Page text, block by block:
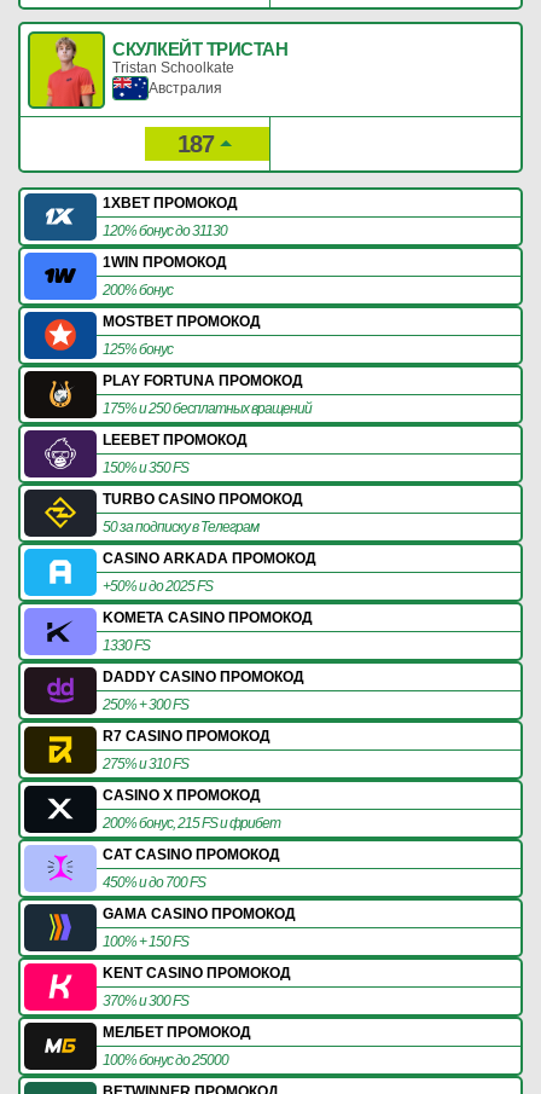
СКУЛКЕЙТ ТРИСТАН
Tristan Schoolkate
Австралия
187
1XBET ПРОМОКОД
120% бонус до 31130
1WIN ПРОМОКОД
200% бонус
MOSTBET ПРОМОКОД
125% бонус
PLAY FORTUNA ПРОМОКОД
175% и 250 бесплатных вращений
LEEBET ПРОМОКОД
150% и 350 FS
TURBO CASINO ПРОМОКОД
50 за подписку в Телеграм
CASINO ARKADA ПРОМОКОД
+50% и до 2025 FS
KOMETA CASINO ПРОМОКОД
1330 FS
DADDY CASINO ПРОМОКОД
250% + 300 FS
R7 CASINO ПРОМОКОД
275% и 310 FS
CASINO X ПРОМОКОД
200% бонус, 215 FS и фрибет
CAT CASINO ПРОМОКОД
450% и до 700 FS
GAMA CASINO ПРОМОКОД
100% + 150 FS
KENT CASINO ПРОМОКОД
370% и 300 FS
МЕЛБЕТ ПРОМОКОД
100% бонус до 25000